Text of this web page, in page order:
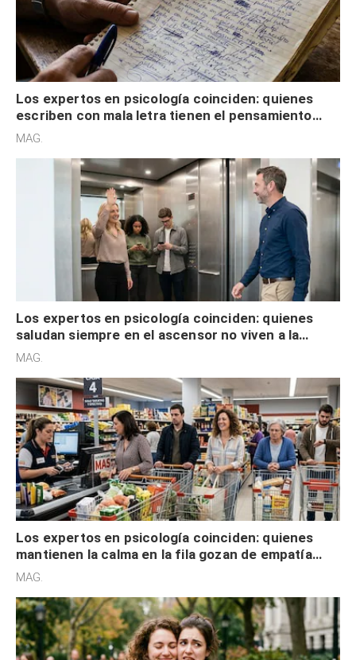
Los expertos en psicología coinciden: quienes
escriben con mala letra tienen el pensamiento
acelerado y no lo hacen por desinterés
MAG.
Los expertos en psicología coinciden: quienes
saludan siempre en el ascensor no viven a la
defensiva y tienen apertura social
MAG.
Los expertos en psicología coinciden: quienes
mantienen la calma en la fila gozan de empatía
cognitiva, gratitud y no solo tienen autocontrol
MAG.